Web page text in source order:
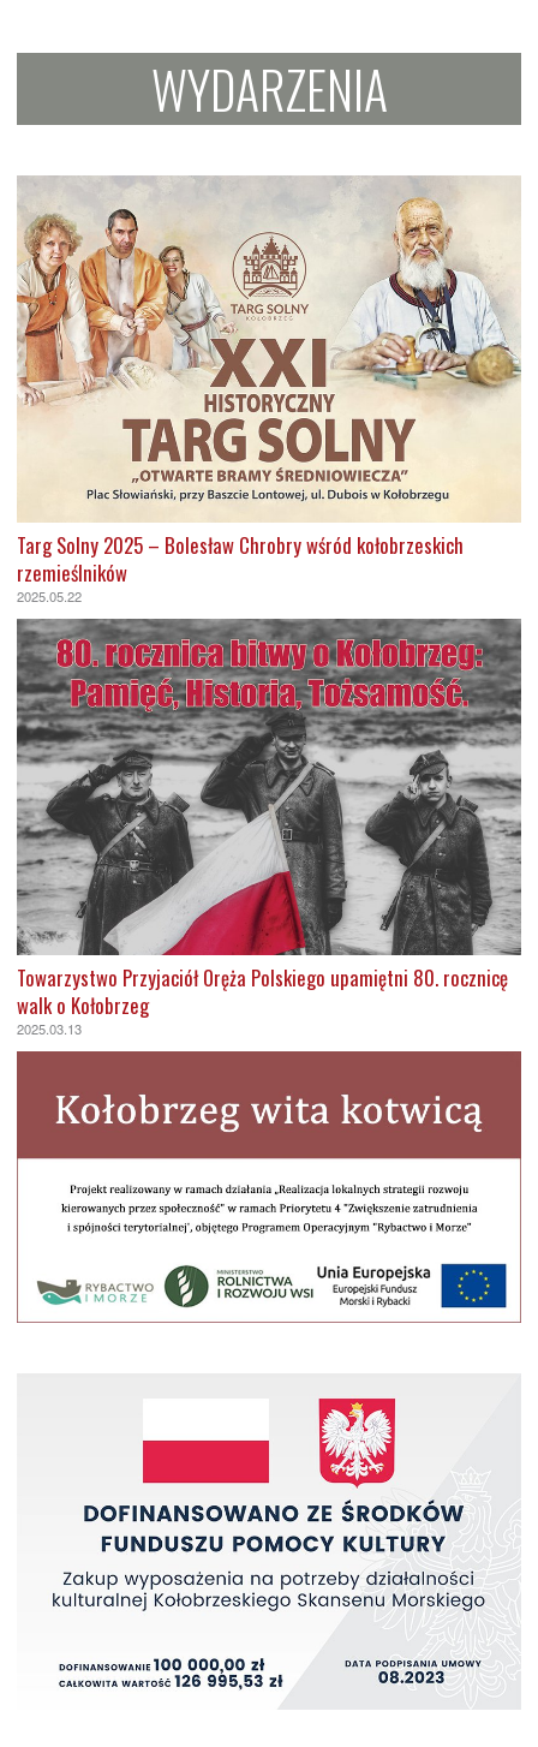
WYDARZENIA
Targ Solny 2025 – Bolesław Chrobry wśród kołobrzeskich
rzemieślników
2025.05.22
Towarzystwo Przyjaciół Oręża Polskiego upamiętni 80. rocznicę
walk o Kołobrzeg
2025.03.13